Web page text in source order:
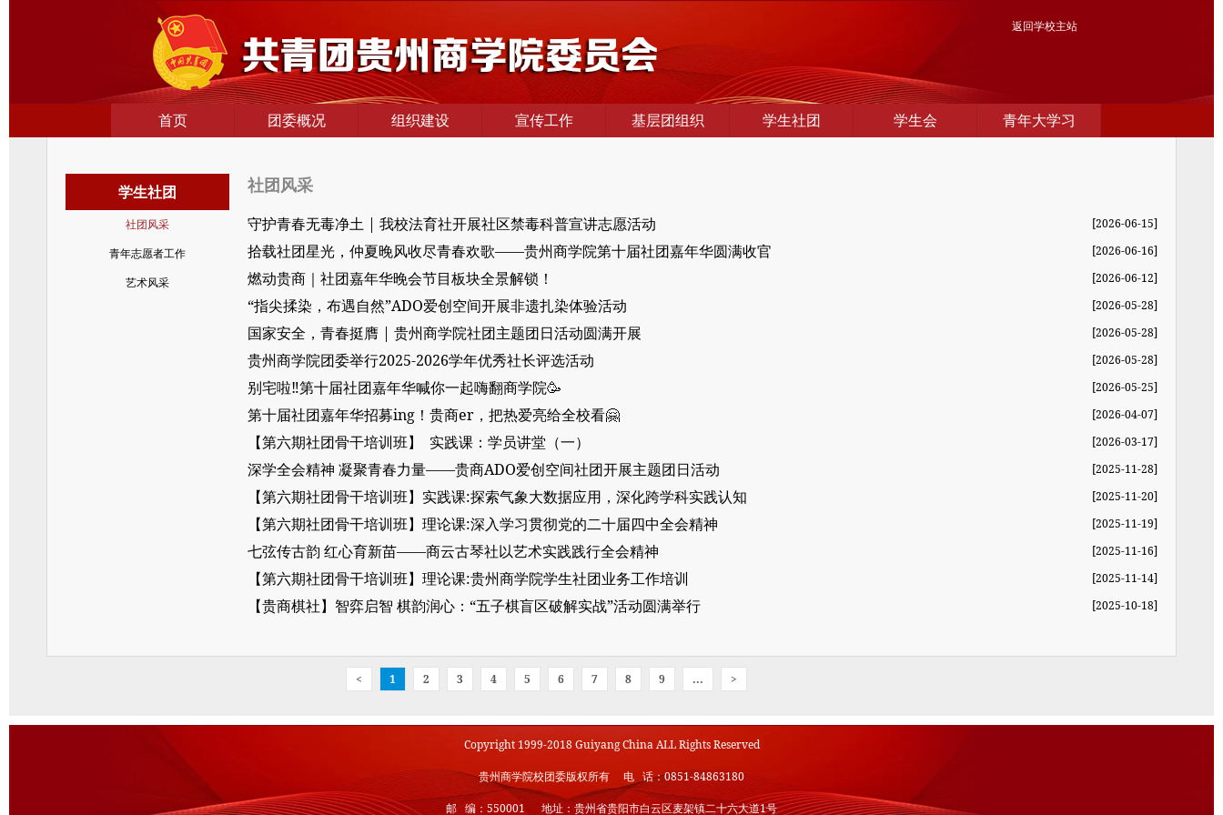
返回学校主站
首页 团委概况 组织建设 宣传工作 基层团组织 学生社团 学生会 青年大学习
学生社团
社团风采
青年志愿者工作
艺术风采
社团风采
守护青春无毒净土 | 我校法育社开展社区禁毒科普宣讲志愿活动 [2026-06-15]
拾载社团星光，仲夏晚风收尽青春欢歌——贵州商学院第十届社团嘉年华圆满收官 [2026-06-16]
燃动贵商｜社团嘉年华晚会节目板块全景解锁！ [2026-06-12]
“指尖揉染，布遇自然”ADO爱创空间开展非遗扎染体验活动 [2026-05-28]
国家安全，青春挺膺 | 贵州商学院社团主题团日活动圆满开展 [2026-05-28]
贵州商学院团委举行2025-2026学年优秀社长评选活动 [2026-05-28]
别宅啦‼️第十届社团嘉年华喊你一起嗨翻商学院🥳 [2026-05-25]
第十届社团嘉年华招募ing！贵商er，把热爱亮给全校看🤗 [2026-04-07]
【第六期社团骨干培训班】 实践课：学员讲堂（一） [2026-03-17]
深学全会精神 凝聚青春力量——贵商ADO爱创空间社团开展主题团日活动 [2025-11-28]
【第六期社团骨干培训班】实践课:探索气象大数据应用，深化跨学科实践认知 [2025-11-20]
【第六期社团骨干培训班】理论课:深入学习贯彻党的二十届四中全会精神 [2025-11-19]
七弦传古韵 红心育新苗——商云古琴社以艺术实践践行全会精神 [2025-11-16]
【第六期社团骨干培训班】理论课:贵州商学院学生社团业务工作培训 [2025-11-14]
【贵商棋社】智弈启智 棋韵润心：“五子棋盲区破解实战”活动圆满举行 [2025-10-18]
< 1 2 3 4 5 6 7 8 9 ... >
Copyright 1999-2018 Guiyang China ALL Rights Reserved
贵州商学院校团委版权所有 电 话：0851-84863180
邮 编：550001 地址：贵州省贵阳市白云区麦架镇二十六大道1号